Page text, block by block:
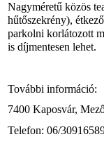
Nagyméretű közös
hűtőszekrény),
parkolni korlátozott
is díjmentesen lehet.
További információ:
7400 Kaposvár,
Telefon: 06/